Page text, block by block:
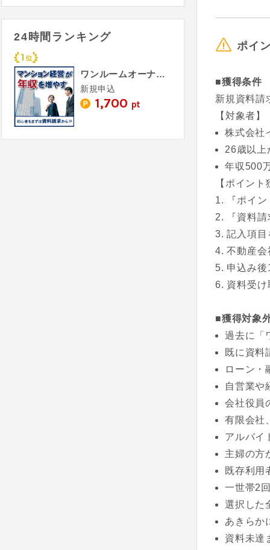
ポイ
■獲得条件
新規資料請
【対象者】
株式会社
26歳以上
年収500
【ポイン
『ポイ
『資料
記入項目
不動産会
申込み
資料受け
■獲得対象
過去に「
既に資料
ローン・
自営業や
会社役員
有限会社
アルバイ
主婦の方
既存利用
一世帯2
選択した
あきらか
資料未達
24時間ランキング
ワンルームオーナー.com（新規資料請求）
新規申込
1,700 pt